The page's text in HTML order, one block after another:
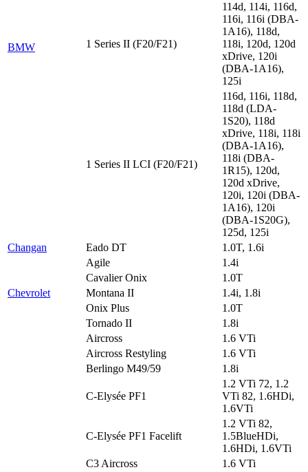
BMW 1 Series II (F20/F21)
114d, 114i, 116d,
116i, 116i (DBA-
1A16), 118d,
118i, 120d, 120d
xDrive, 120i
(DBA-1A16),
125i
1 Series II LCI (F20/F21)
116d, 116i, 118d,
118d (LDA-
1S20), 118d
xDrive, 118i, 118i
(DBA-1A16),
118i (DBA-
1R15), 120d,
120d xDrive,
120i, 120i (DBA-
1A16), 120i
(DBA-1S20G),
125d, 125i
Changan
Eado DT 1.0T, 1.6i
Chevrolet
Agile
1.4i
Cavalier Onix
1.0T
Montana II
1.4i, 1.8i
Onix Plus
1.0T
Tornado II
1.8i
Aircross
1.6 VTi
Aircross Restyling
1.6 VTi
Berlingo M49/59
1.8i
C-Elysée PF1
1.2 VTi 72, 1.2
VTi 82, 1.6HDi,
1.6VTi
C-Elysée PF1 Facelift
1.2 VTi 82,
1.5BlueHDi,
1.6HDi, 1.6VTi
C3 Aircross
1.6 VTi